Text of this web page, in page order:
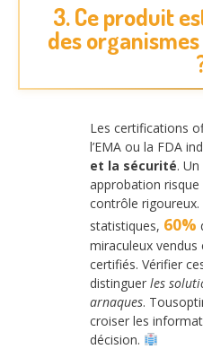
3. Ce produit
des
Les certifications
l’EMA ou la FDA
et la sécurité.
approbation
contrôle rigoureux.
statistiques, 60%
miraculeux
certifiés. Vérifier
distinguer les
arnaques.
croiser les
décision.